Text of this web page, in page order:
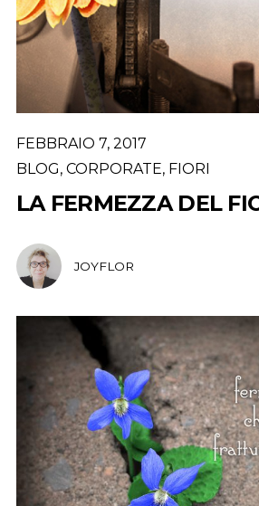
FEBBRAIO 7, 2017
BLOG, CORPORATE, FIORI
LA FERMEZZA DEL
JOYFLOR